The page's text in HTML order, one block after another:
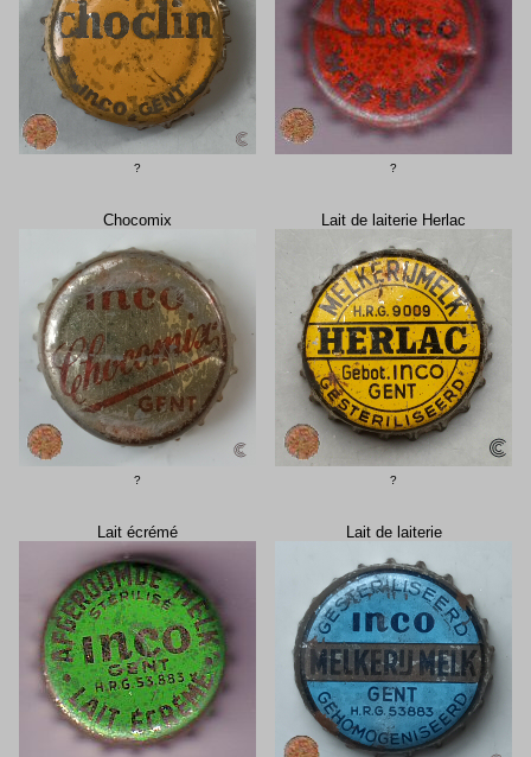
? ?
Chocomix
?
Lait de laiterie Herlac
?
Lait écrémé Lait de laiterie